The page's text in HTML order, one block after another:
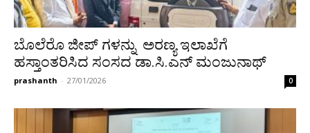
ಬೊಲೆರೊ ಜೀಪ್ ಗಳನ್ನು ಅರಣ್ಯ ಇಲಾಖೆಗೆ
ಹಸ್ತಾಂತರಿಸಿದ ಸಂಸದ ಡಾ.ಸಿ.ಎನ್ ಮಂಜುನಾಥ್
prashanth - 27/01/2026 0